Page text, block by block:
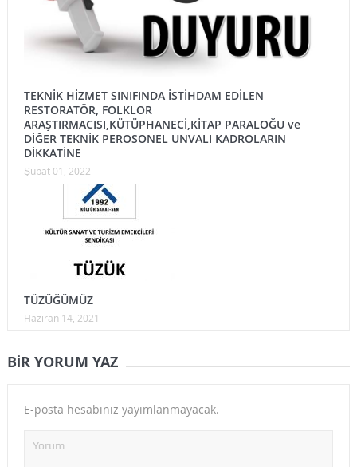
TEKNİK HİZMET SINIFINDA İSTİHDAM EDİLEN
RESTORATÖR, FOLKLOR
ARAŞTIRMACISI,KÜTÜPHANECİ,KİTAP PARALOĞU ve
DİĞER TEKNİK PEROSONEL UNVALI KADROLARIN
DİKKATİNE
Şubat 01, 2022
TÜZÜĞÜMÜZ
Haziran 14, 2021
BIR YORUM YAZ
E-posta hesabınız yayımlanmayacak.